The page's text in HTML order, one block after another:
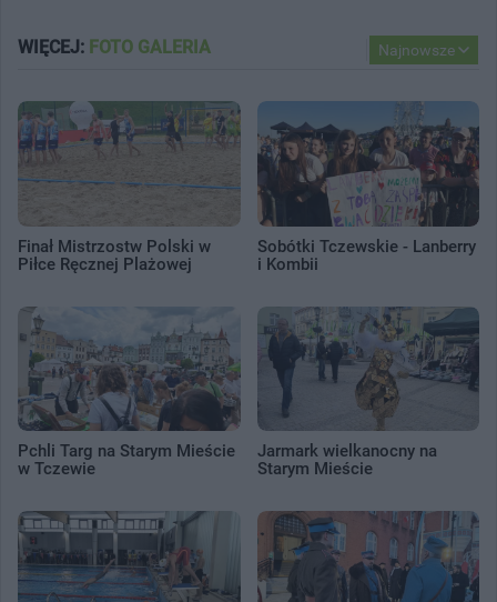
Najnowsze
WIĘCEJ: FOTO GALERIA
Finał Mistrzostw Polski w
Piłce Ręcznej Plażowej
Sobótki Tczewskie - Lanberry
i Kombii
Pchli Targ na Starym Mieście
w Tczewie
Jarmark wielkanocny na
Starym Mieście